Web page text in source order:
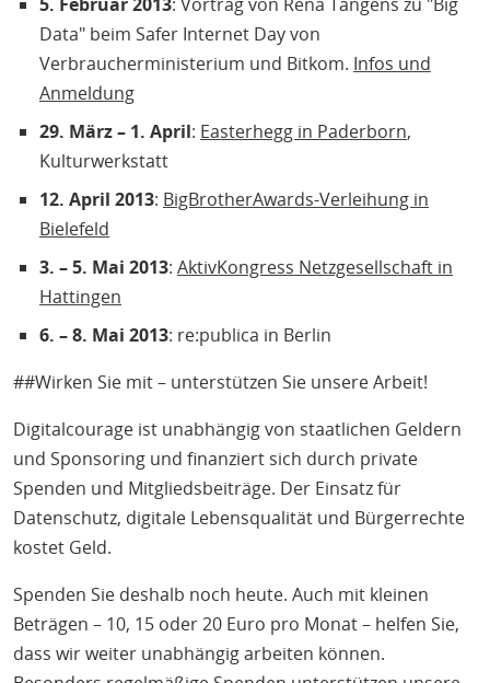
Data" beim Safer Internet Day von
Verbraucherministerium und Bitkom. Infos und
Anmeldung
29. März – 1. April: Easterhegg in Paderborn,
Kulturwerkstatt
12. April 2013: BigBrotherAwards-Verleihung in
Bielefeld
3. – 5. Mai 2013: AktivKongress Netzgesellschaft in
Hattingen
6. – 8. Mai 2013: re:publica in Berlin
##Wirken Sie mit – unterstützen Sie unsere Arbeit!
Digitalcourage ist unabhängig von staatlichen Geldern
und Sponsoring und finanziert sich durch private
Spenden und Mitgliedsbeiträge. Der Einsatz für
Datenschutz, digitale Lebensqualität und Bürgerrechte
kostet Geld.
Spenden Sie deshalb noch heute. Auch mit kleinen
Beträgen – 10, 15 oder 20 Euro pro Monat – helfen Sie,
dass wir weiter unabhängig arbeiten können.